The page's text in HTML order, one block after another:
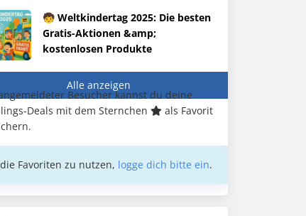
🧒 Weltkindertag 2025: Die besten
Gratis-Aktionen &amp;
kostenlosen Produkte
Alle anzeigen
Besucher kannst du deine
Deals mit dem Sternchen
als Favorit
Favoriten zu nutzen, logge dich bitte ein.